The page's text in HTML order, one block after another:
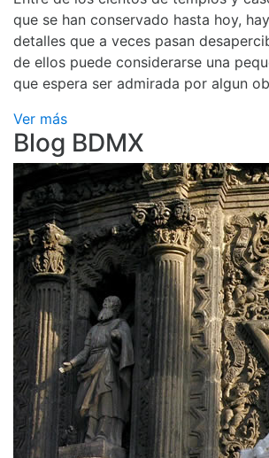
que se han conservado hasta hoy,
detalles que a veces pasan
de ellos puede considerarse una
que espera ser admirada por algun
Ver más
Blog BDMX